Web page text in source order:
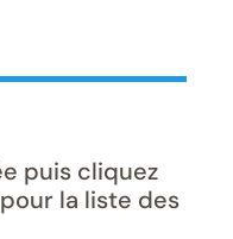
puis cliquez
la liste des